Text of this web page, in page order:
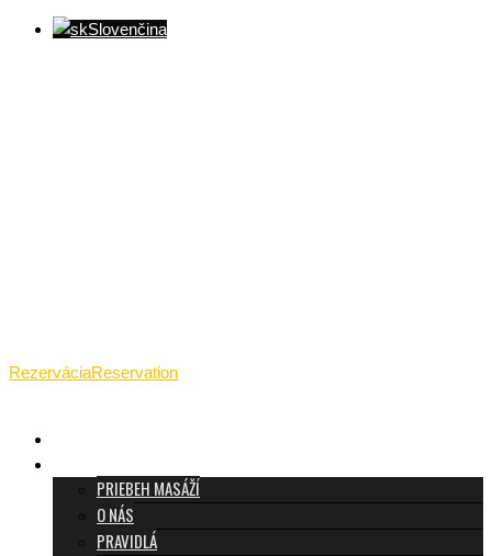
Slovenčina
RezerváciaReservation
PRIEBEH MASÁŽÍ
O NÁS
PRAVIDLÁ